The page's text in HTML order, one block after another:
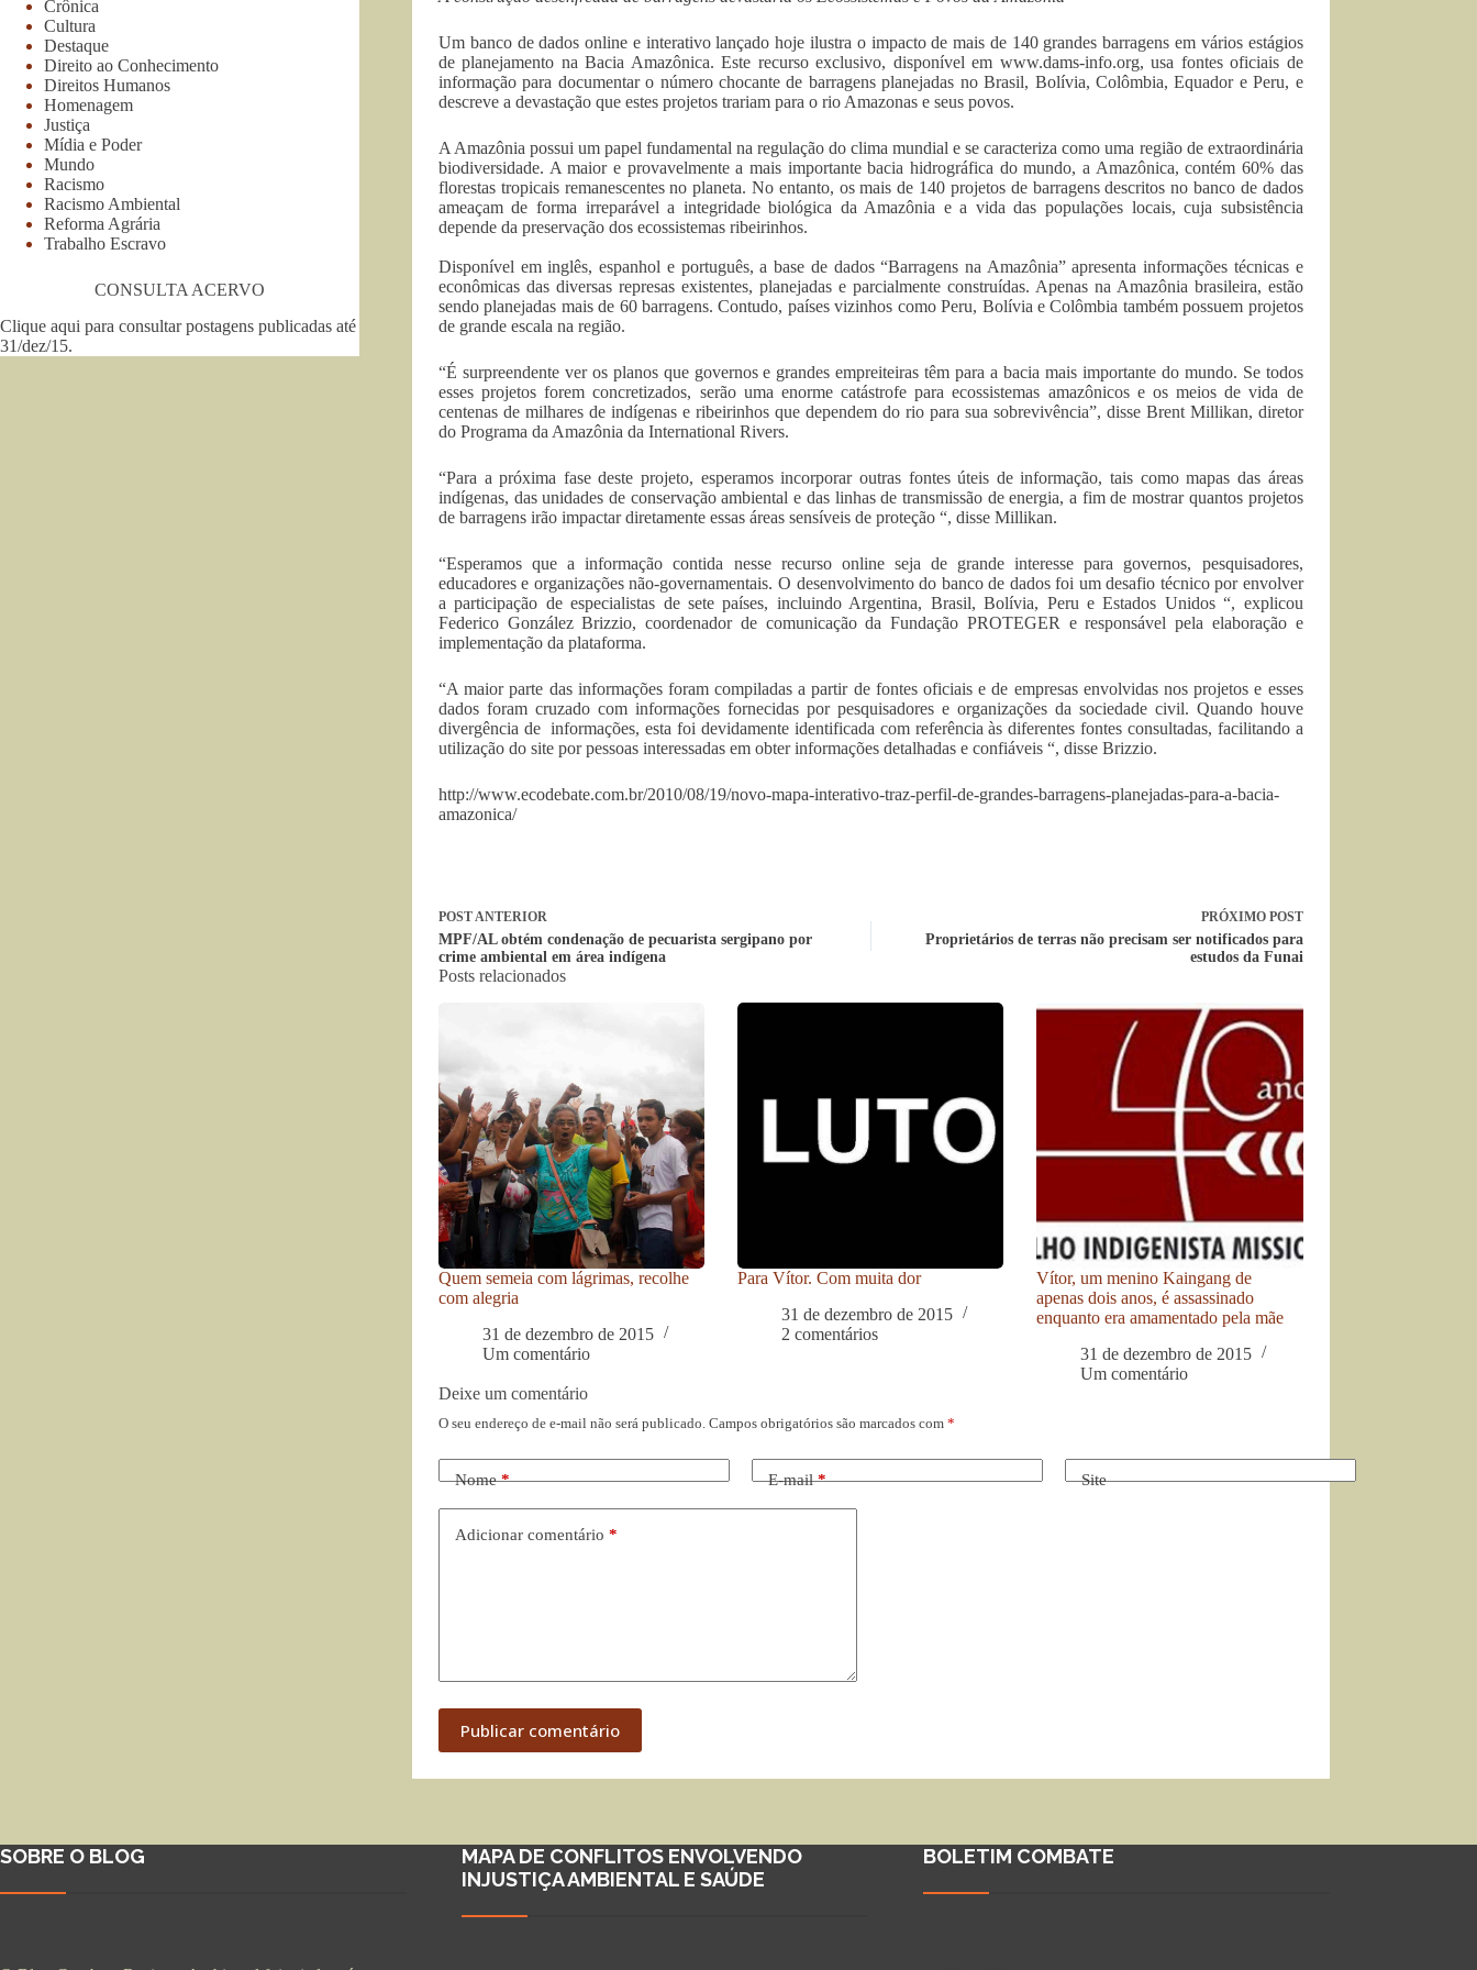
Um banco de dados online e interativo lançado hoje ilustra o impacto de mais de 140 grandes barragens em vários estágios
de planejamento na Bacia Amazônica. Este recurso exclusivo, disponível em www.dams-info.org, usa fontes oficiais de
informação para documentar o número chocante de barragens planejadas no Brasil, Bolívia, Colômbia, Equador e Peru, e
descreve a devastação que estes projetos trariam para o rio Amazonas e seus povos.
A Amazônia possui um papel fundamental na regulação do clima mundial e se caracteriza como uma região de extraordinária
biodiversidade. A maior e provavelmente a mais importante bacia hidrográfica do mundo, a Amazônica, contém 60% das
florestas tropicais remanescentes no planeta. No entanto, os mais de 140 projetos de barragens descritos no banco de dados
ameaçam de forma irreparável a integridade biológica da Amazônia e a vida das populações locais, cuja subsistência
depende da preservação dos ecossistemas ribeirinhos.
Disponível em inglês, espanhol e português, a base de dados “Barragens na Amazônia” apresenta informações técnicas e
econômicas das diversas represas existentes, planejadas e parcialmente construídas. Apenas na Amazônia brasileira, estão
sendo planejadas mais de 60 barragens. Contudo, países vizinhos como Peru, Bolívia e Colômbia também possuem projetos
de grande escala na região.
“É surpreendente ver os planos que governos e grandes empreiteiras têm para a bacia mais importante do mundo. Se todos
esses projetos forem concretizados, serão uma enorme catástrofe para ecossistemas amazônicos e os meios de vida de
centenas de milhares de indígenas e ribeirinhos que dependem do rio para sua sobrevivência”, disse Brent Millikan, diretor
do Programa da Amazônia da International Rivers.
“Para a próxima fase deste projeto, esperamos incorporar outras fontes úteis de informação, tais como mapas das áreas
indígenas, das unidades de conservação ambiental e das linhas de transmissão de energia, a fim de mostrar quantos projetos
de barragens irão impactar diretamente essas áreas sensíveis de proteção “, disse Millikan.
“Esperamos que a informação contida nesse recurso online seja de grande interesse para governos, pesquisadores,
educadores e organizações não-governamentais. O desenvolvimento do banco de dados foi um desafio técnico por envolver
a participação de especialistas de sete países, incluindo Argentina, Brasil, Bolívia, Peru e Estados Unidos “, explicou
Federico González Brizzio, coordenador de comunicação da Fundação PROTEGER e responsável pela elaboração e
implementação da plataforma.
“A maior parte das informações foram compiladas a partir de fontes oficiais e de empresas envolvidas nos projetos e esses
dados foram cruzado com informações fornecidas por pesquisadores e organizações da sociedade civil. Quando houve
divergência de informações, esta foi devidamente identificada com referência às diferentes fontes consultadas, facilitando a
utilização do site por pessoas interessadas em obter informações detalhadas e confiáveis “, disse Brizzio.
http://www.ecodebate.com.br/2010/08/19/novo-mapa-interativo-traz-perfil-de-grandes-barragens-planejadas-para-a-bacia-
amazonica/
POSTANTERIOR
MPF/AL obtém condenação de pecuarista sergipano por
crime ambiental em área indígena
PRÓXIMO POST
Proprietários de terras não precisam ser notificados para
estudos da Funai
Posts relacionados
Quem semeia com lágrimas, recolhe
com alegria
31 de dezembro de 2015
Um comentário
Para Vítor. Com muita dor
31 de dezembro de 2015
2 comentários
Vítor, um menino Kaingang de
apenas dois anos, é assassinado
enquanto era amamentado pela mãe
31 de dezembro de 2015
Um comentário
Deixe um comentário
O seu endereço de e-mail não será publicado. Campos obrigatórios são marcados com *
Nome* E-mail* Site
Adicionar comentário *
Publicar comentário
Crônica
Cultura
Destaque
Direito ao Conhecimento
Direitos Humanos
Homenagem
Justiça
Mídia e Poder
Mundo
Racismo
Racismo Ambiental
Reforma Agrária
Trabalho Escravo
CONSULTA ACERVO
Clique aqui para consultar postagens publicadas até
31/dez/15.
SOBRE O BLOG
MAPA DE CONFLITOS ENVOLVENDO
INJUSTIÇA AMBIENTAL E SAÚDE
BOLETIM COMBATE